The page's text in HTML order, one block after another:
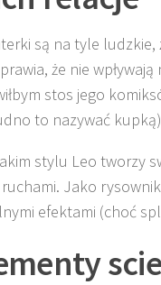
są na tyle
że nie
stos jego
to nazywać
stylu Leo tworzy
Jako
efektami (choć